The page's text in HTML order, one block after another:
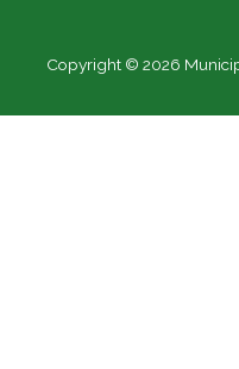
Copyright © 2026